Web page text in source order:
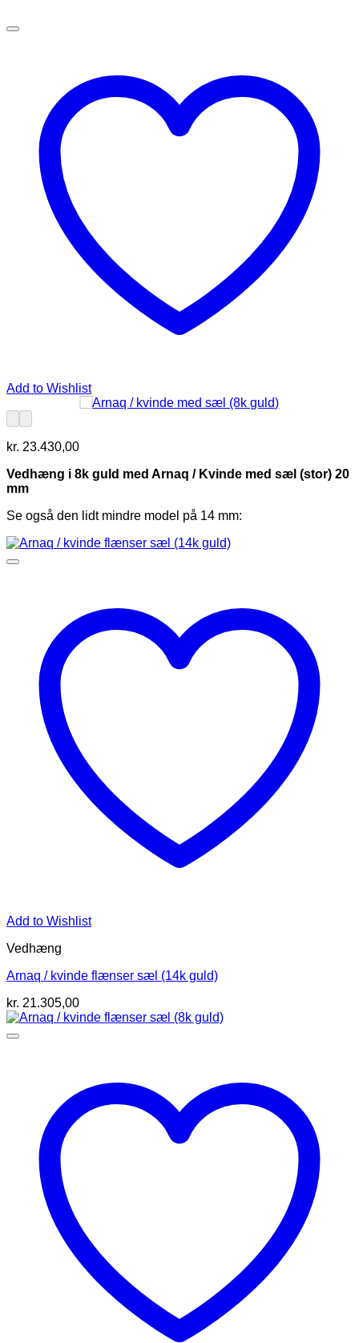
Add to Wishlist
kr. 23.430,00
Vedhæng i 8k guld med Arnaq / Kvinde med sæl (stor) 20
mm
Se også den lidt mindre model på 14 mm:
Add to Wishlist
Vedhæng
Arnaq / kvinde flænser sæl (14k guld)
kr. 21.305,00